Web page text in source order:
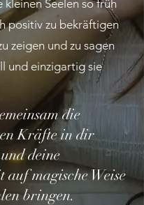
Seelen so früh
positiv zu bekräftigen
zeigen und zu sagen
und einzigartig sie
die
Kräfte in dir
deine
auf magische Weise
bringen.